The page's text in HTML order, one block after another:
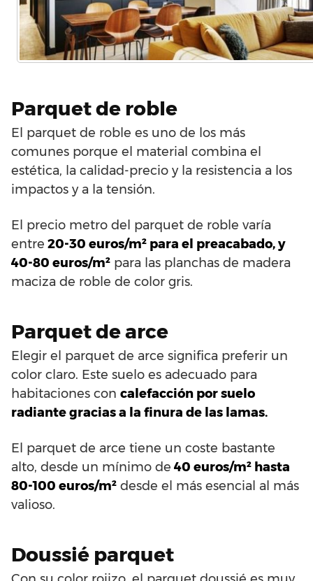
Parquet de roble
El parquet de roble es uno de los más
comunes porque el material combina el
estética, la calidad-precio y la resistencia a los
impactos y a la tensión.
El precio metro del parquet de roble varía
entre 20-30 euros/m² para el preacabado, y
40-80 euros/m² para las planchas de madera
maciza de roble de color gris.
Parquet de arce
Elegir el parquet de arce significa preferir un
color claro. Este suelo es adecuado para
habitaciones con calefacción por suelo
radiante gracias a la finura de las lamas.
El parquet de arce tiene un coste bastante
alto, desde un mínimo de 40 euros/m² hasta
80-100 euros/m² desde el más esencial al más
valioso.
Doussié parquet